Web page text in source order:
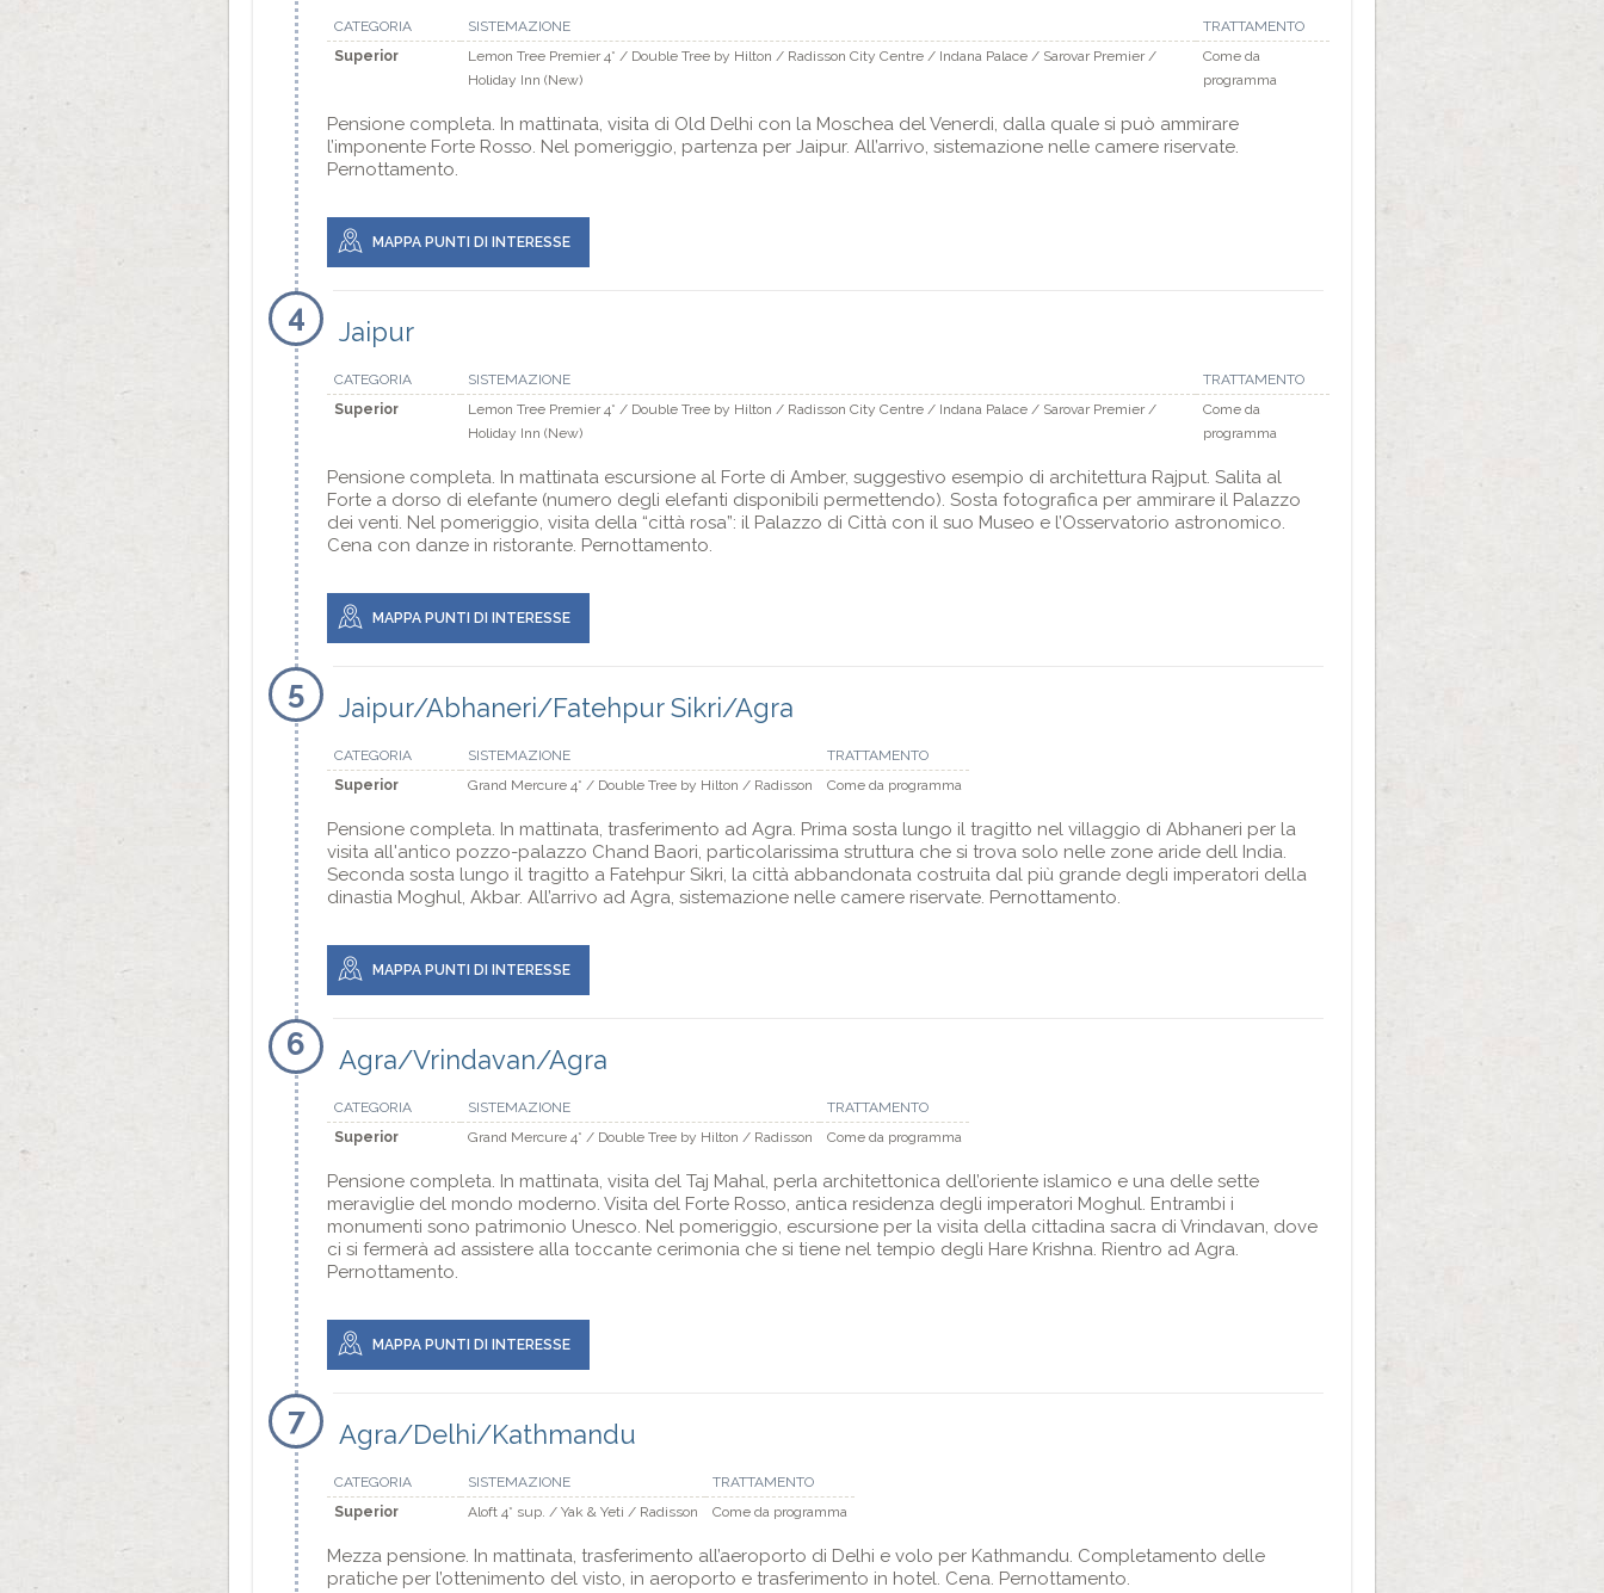
CATEGORIA SISTEMAZIONE
TRATTAMENTO
Superior
Lemon Tree Premier 4* / Double Tree by Hilton / Radisson City Centre / Indana Palace / Sarovar Premier /
Holiday Inn (New)
Come da
programma
Pensione completa. In mattinata, visita di Old Delhi con la Moschea del Venerdi, dalla quale si può ammirare
l’imponente Forte Rosso. Nel pomeriggio, partenza per Jaipur. All’arrivo, sistemazione nelle camere riservate.
Pernottamento.
MAPPA PUNTI DI INTERESSE
4 Jaipur
CATEGORIA SISTEMAZIONE
TRATTAMENTO
Superior
Lemon Tree Premier 4* / Double Tree by Hilton / Radisson City Centre / Indana Palace / Sarovar Premier /
Holiday Inn (New)
Come da
programma
Pensione completa. In mattinata escursione al Forte di Amber, suggestivo esempio di architettura Rajput. Salita al
Forte a dorso di elefante (numero degli elefanti disponibili permettendo). Sosta fotografica per ammirare il Palazzo
dei venti. Nel pomeriggio, visita della “città rosa”: il Palazzo di Città con il suo Museo e l’Osservatorio astronomico.
Cena con danze in ristorante. Pernottamento.
MAPPA PUNTI DI INTERESSE
5 Jaipur/Abhaneri/Fatehpur Sikri/Agra
CATEGORIA SISTEMAZIONE
TRATTAMENTO
Superior
Grand Mercure 4* / Double Tree by Hilton / Radisson Come da programma
Pensione completa. In mattinata, trasferimento ad Agra. Prima sosta lungo il tragitto nel villaggio di Abhaneri per la
visita all'antico pozzo-palazzo Chand Baori, particolarissima struttura che si trova solo nelle zone aride dell India.
Seconda sosta lungo il tragitto a Fatehpur Sikri, la città abbandonata costruita dal più grande degli imperatori della
dinastia Moghul, Akbar. All’arrivo ad Agra, sistemazione nelle camere riservate. Pernottamento.
MAPPA PUNTI DI INTERESSE
6 Agra/Vrindavan/Agra
CATEGORIA SISTEMAZIONE
TRATTAMENTO
Superior
Grand Mercure 4* / Double Tree by Hilton / Radisson Come da programma
Pensione completa. In mattinata, visita del Taj Mahal, perla architettonica dell’oriente islamico e una delle sette
meraviglie del mondo moderno. Visita del Forte Rosso, antica residenza degli imperatori Moghul. Entrambi i
monumenti sono patrimonio Unesco. Nel pomeriggio, escursione per la visita della cittadina sacra di Vrindavan, dove
ci si fermerà ad assistere alla toccante cerimonia che si tiene nel tempio degli Hare Krishna. Rientro ad Agra.
Pernottamento.
MAPPA PUNTI DI INTERESSE
7 Agra/Delhi/Kathmandu
CATEGORIA SISTEMAZIONE
TRATTAMENTO
Superior
Aloft 4* sup. / Yak & Yeti / Radisson Come da programma
Mezza pensione. In mattinata, trasferimento all’aeroporto di Delhi e volo per Kathmandu. Completamento delle
pratiche per l’ottenimento del visto, in aeroporto e trasferimento in hotel. Cena. Pernottamento.